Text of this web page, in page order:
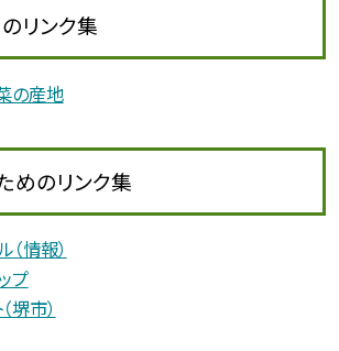
リンク集
の産地
めのリンク集
情報）
プ
堺市）